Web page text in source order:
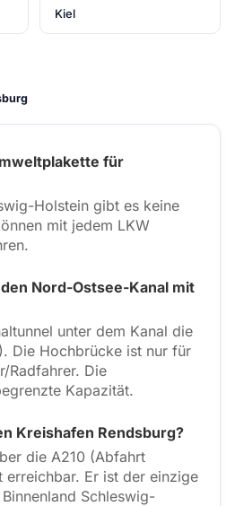
Kiel
für
Holstein gibt es keine
mit jedem LKW
Nord-Ostsee-Kanal mit
unter dem Kanal die
Die Hochbrücke ist nur für
Radfahrer. Die
Kapazität.
Kreishafen Rendsburg?
die A210 (Abfahrt
erreichbar. Er ist der einzige
Schleswig-